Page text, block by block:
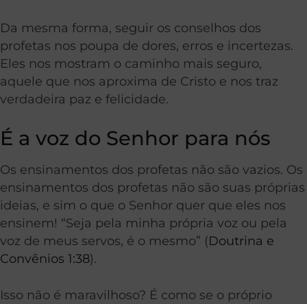
Da mesma forma, seguir os conselhos dos
profetas nos poupa de dores, erros e incertezas.
Eles nos mostram o caminho mais seguro,
aquele que nos aproxima de Cristo e nos traz
verdadeira paz e felicidade.
É a voz do Senhor para nós
Os ensinamentos dos profetas não são vazios. Os
ensinamentos dos profetas não são suas próprias
ideias, e sim o que o Senhor quer que eles nos
ensinem! “Seja pela minha própria voz ou pela
voz de meus servos, é o mesmo” (Doutrina e
Convênios 1:38).
Isso não é maravilhoso? É como se o próprio